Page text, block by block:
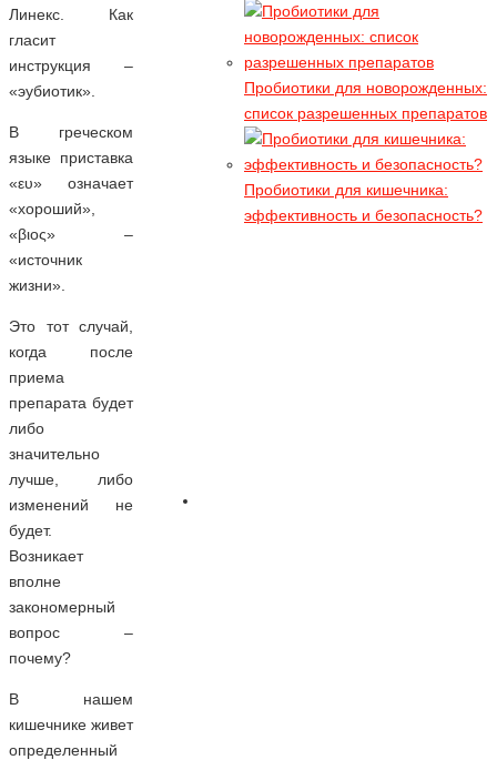
Линекс. Как
гласит
инструкция –
«эубиотик».
В греческом
языке приставка
«ευ» означает
«хороший»,
«βιος» –
«источник
жизни».
Это тот случай,
когда после
приема
препарата будет
либо
значительно
лучше, либо
изменений не
будет.
Возникает
вполне
закономерный
вопрос –
почему?
В нашем
кишечнике живет
определенный
Все опасные моменты
гидроколонотерапии - 2 классных
видео
Гидроколонотерапия - это серьезная
процедура и, не дай Вам бог, попасть
в руки шарлатанов
Пробиотики для новорожденных:
список разрешенных препаратов
Пробиотики для кишечника:
эффективность и безопасность?